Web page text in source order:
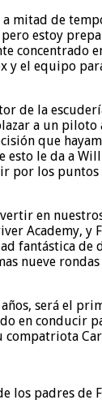
a mitad de
estoy
concentrado
y el equipo
de la
a un
que
esto le da a
por los puntos
en
Academy, y
fantástica de
nueve
será el
en conducir
los padres de